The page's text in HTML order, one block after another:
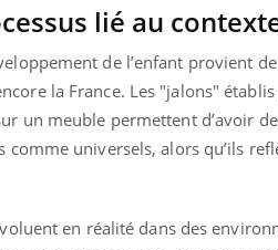
lié au
de l’enfant provient
la France. Les "jalons"
un meuble permettent d’avoir
universels, alors qu’ils
en réalité dans des